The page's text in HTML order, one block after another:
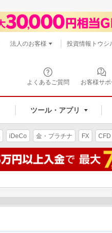
よくあるご質問 お客様サポ
ツール・アプリ
法人のお客様 投資情報トウシ
iDeCo 金・プラチナ FX CFD